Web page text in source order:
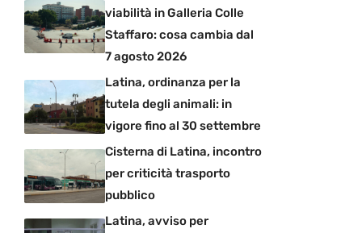
viabilità in Galleria Colle
Staffaro: cosa cambia dal
7 agosto 2026
Latina, ordinanza per la
tutela degli animali: in
vigore fino al 30 settembre
Cisterna di Latina, incontro
per criticità trasporto
pubblico
Latina, avviso per